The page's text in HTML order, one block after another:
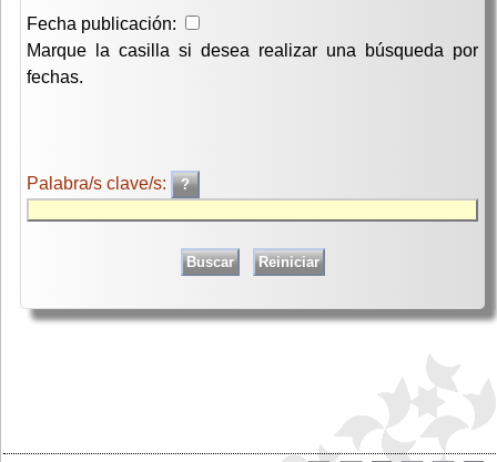
Fecha publicación:
Marque la casilla si desea realizar una búsqueda por
fechas.
Palabra/s clave/s: